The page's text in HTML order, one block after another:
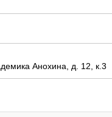
Анохина, д. 12, к.3